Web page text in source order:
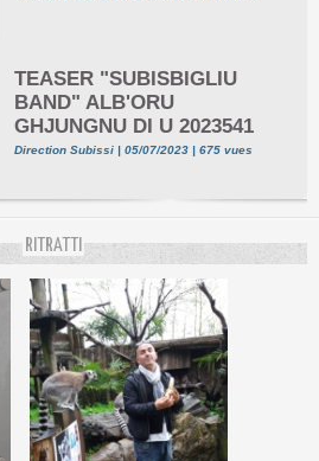
TEASER "SUBISBIGLIU
BAND" ALB'ORU
GHJUNGNU DI U 2023541
Direction Subissi | 05/07/2023 | 675 vues
RITRATTI